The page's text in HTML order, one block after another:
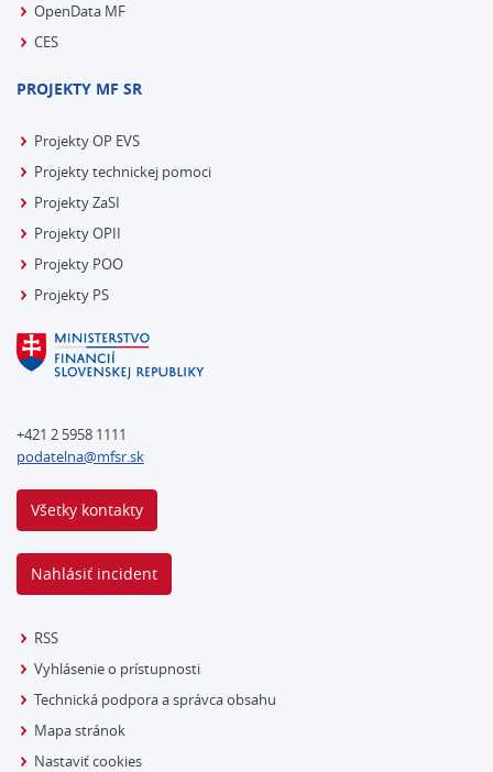
OpenData MF
CES
PROJEKTY MF SR
Projekty OP EVS
Projekty technickej pomoci
Projekty ZaSI
Projekty OPII
Projekty POO
Projekty PS
+421 2 5958 1111
podatelna@mfsr.sk
Všetky kontakty
Nahlásiť incident
RSS
Vyhlásenie o prístupnosti
Technická podpora a správca obsahu
Mapa stránok
Nastaviť cookies